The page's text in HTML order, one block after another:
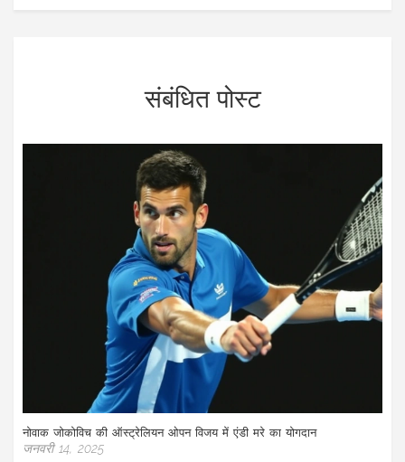
संबंधित पोस्ट
नोवाक जोकोविच की ऑस्ट्रेलियन ओपन विजय में एंडी मरे का योगदान
जनवरी 14, 2025